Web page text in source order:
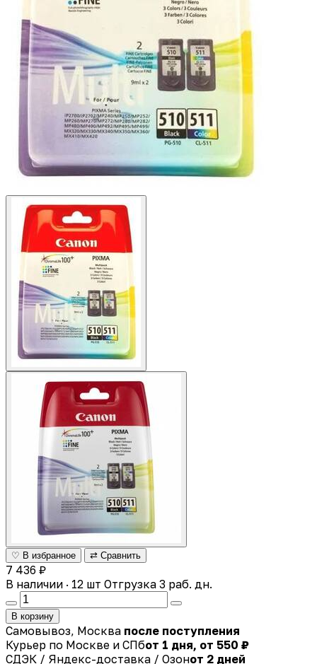
♡ В избранное ⇄ Сравнить
7 436 ₽
В наличии · 12 шт Отгрузка 3 раб. дн.
В корзину
Самовывоз, Москва после поступления
Курьер по Москве и СПбот 1 дня, от 550 ₽
СДЭК / Яндекс-доставка / Озонот 2 дней